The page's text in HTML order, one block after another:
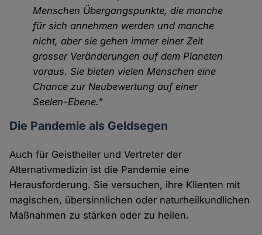
Menschen Übergangspunkte, die manche
für sich annehmen werden und manche
nicht, aber sie gehen immer einer Zeit
grosser Veränderungen auf dem Planeten
voraus. Sie bieten vielen Menschen eine
Chance zur Neubewertung auf einer
Seelen-Ebene."
Die Pandemie als Geldsegen
Auch für Geistheiler und Vertreter der
Alternativmedizin ist die Pandemie eine
Herausforderung. Sie versuchen, ihre Klienten mit
magischen, übersinnlichen oder naturheilkundlichen
Maßnahmen zu stärken oder zu heilen.